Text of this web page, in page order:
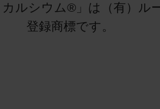
カルシウム®」は（有）ル
登録商標です。